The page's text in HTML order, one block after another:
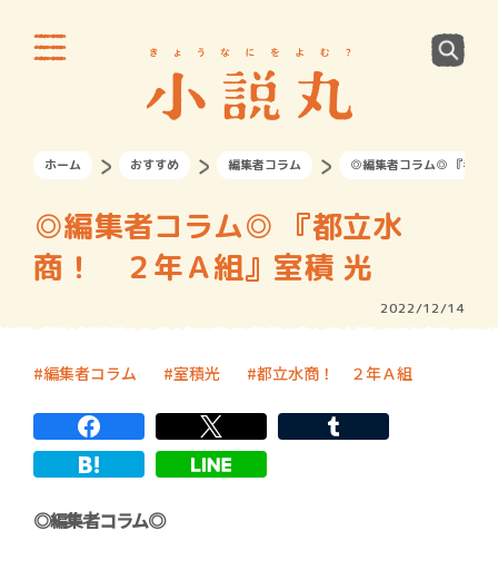
ホーム おすすめ 編集者コラム ◎編集者コラム◎ 『都立
◎編集者コラム◎ 『都立水
商！ ２年Ａ組』室積 光
2022/12/14
編集者コラム 室積光 都立水商！ ２年Ａ組
◎編集者コラム◎